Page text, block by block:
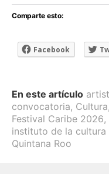
Comparte esto:
Facebook
En este artículo
convocatoria, Cultura
Festival Caribe 2026,
instituto de la cultura
Quintana Roo